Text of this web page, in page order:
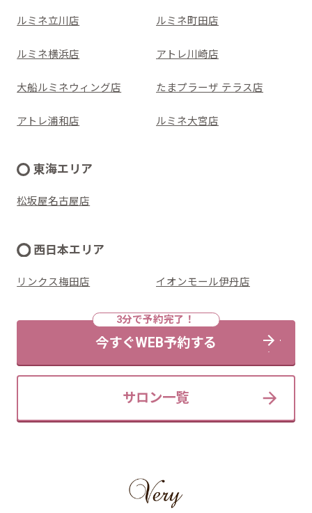
ルミネ立川店 ルミネ町田店
ルミネ横浜店 アトレ川崎店
大船ルミネウィング店 たまプラーザ テラス店
アトレ浦和店 ルミネ大宮店
東海エリア
松坂屋名古屋店
西日本エリア
リンクス梅田店 イオンモール伊丹店
サロン一覧
今すぐWEB予約する